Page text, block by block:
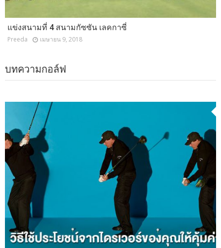
แข่งสนามที่ 4 สนามกัซซัน เลคกาซี่
Preeda เมษายน 9, 2018
บทความกอล์ฟ